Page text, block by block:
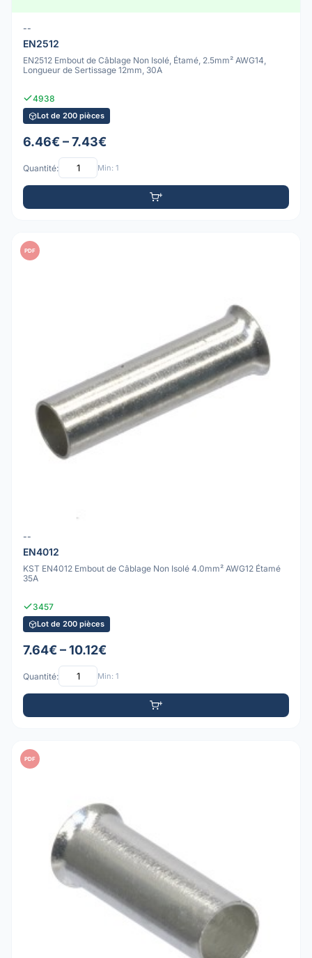
--
EN2512
EN2512 Embout de Câblage Non Isolé, Étamé, 2.5mm² AWG14,
Longueur de Sertissage 12mm, 30A
4938
Lot de 200 pièces
6.46€ – 7.43€
Quantité: Min: 1
PDF
--
EN4012
KST EN4012 Embout de Câblage Non Isolé 4.0mm² AWG12 Étamé
35A
3457
Lot de 200 pièces
7.64€ – 10.12€
Quantité: Min: 1
PDF